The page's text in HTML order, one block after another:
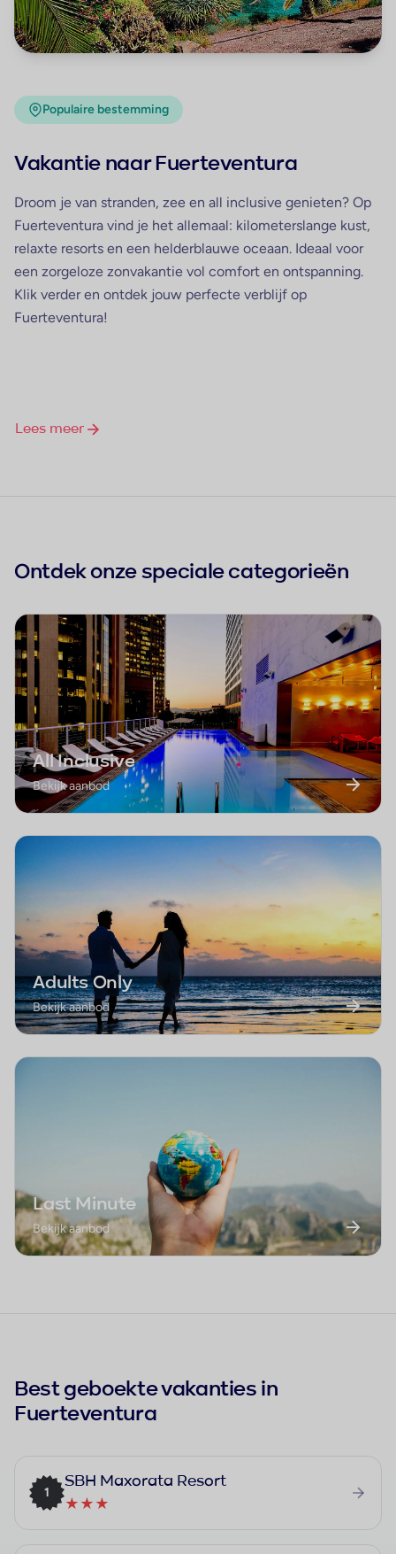
Populaire bestemming
Vakantie naar Fuerteventura
Droom je van stranden, zee en all inclusive genieten? Op
Fuerteventura vind je het allemaal: kilometerslange kust,
relaxte resorts en een helderblauwe oceaan. Ideaal voor
een zorgeloze zonvakantie vol comfort en ontspanning.
Klik verder en ontdek jouw perfecte verblijf op
Fuerteventura!
Lees meer
Ontdek onze speciale categorieën
All Inclusive
Bekijk aanbod
Adults Only
Bekijk aanbod
Last Minute
Bekijk aanbod
Best geboekte vakanties in
Fuerteventura
1
SBH Maxorata Resort
★★★